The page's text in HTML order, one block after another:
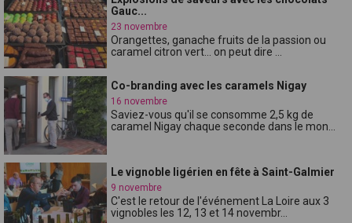
Gauc...
23 novembre
Orangettes, ganache fruits de la passion ou
caramel citron vert... on peut dire ...
Co-branding avec les caramels Nigay
16 novembre
Saviez-vous qu'il se consomme 2,5 kg de
caramel Nigay chaque seconde dans le mon...
Le vignoble ligérien en fête à Saint-Galmier
9 novembre
C'est le retour de l'événement La Loire aux 3
vignobles les 12, 13 et 14 novembr...